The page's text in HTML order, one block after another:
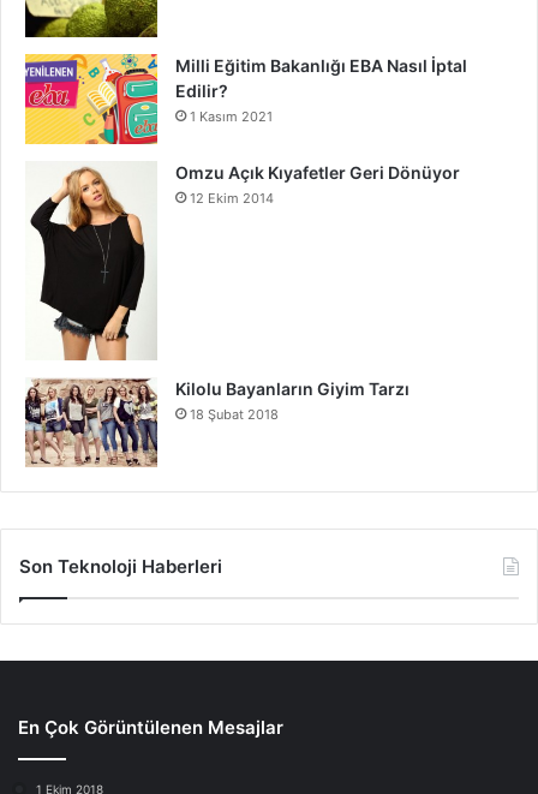
Milli Eğitim Bakanlığı EBA Nasıl İptal
Edilir?
1 Kasım 2021
Omzu Açık Kıyafetler Geri Dönüyor
12 Ekim 2014
Kilolu Bayanların Giyim Tarzı
18 Şubat 2018
Son Teknoloji Haberleri
En Çok Görüntülenen Mesajlar
1 Ekim 2018